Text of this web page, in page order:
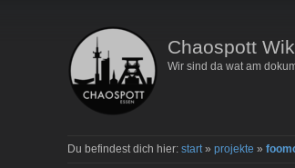
Chaospott
Wir sind da wat am
Du befindest dich hier: start» projekte »